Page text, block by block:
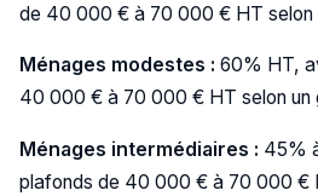
de 40 000 € à 70 000 € HT selon
Ménages modestes : 60% HT,
40 000 € à 70 000 € HT selon un
Ménages intermédiaires : 45%
plafonds de 40 000 € à 70 000 €